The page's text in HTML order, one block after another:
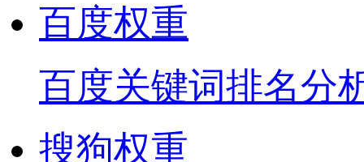
百度权重
百度关键词排名分
搜狗权重